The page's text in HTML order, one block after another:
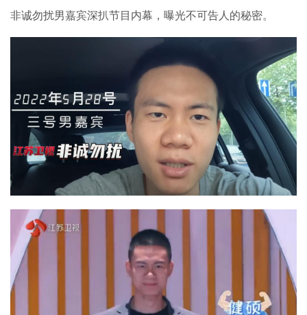
非诚勿扰男嘉宾深扒节目内幕，曝光不可告人的秘密。